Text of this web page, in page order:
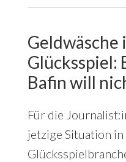
Geldwäsche
Glücksspiel:
Bafin will
Für die
jetzige Situation